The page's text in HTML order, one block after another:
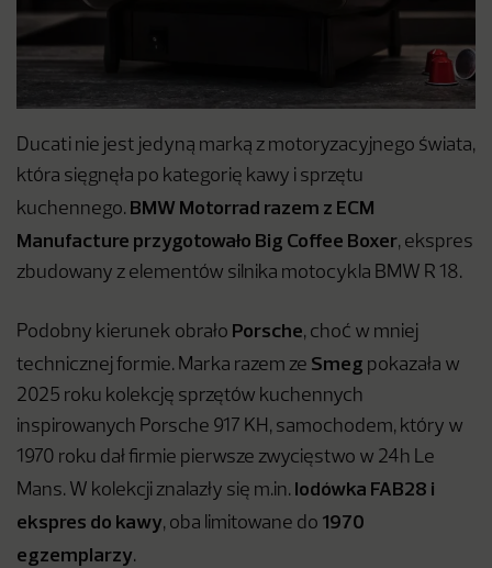
Ducati nie jest jedyną marką z motoryzacyjnego świata,
która sięgnęła po kategorię kawy i sprzętu
kuchennego. BMW Motorrad razem z ECM
Manufacture przygotowało Big Coffee Boxer, ekspres
zbudowany z elementów silnika motocykla BMW R 18.
Podobny kierunek obrało Porsche, choć w mniej
technicznej formie. Marka razem ze Smeg pokazała w
2025 roku kolekcję sprzętów kuchennych
inspirowanych Porsche 917 KH, samochodem, który w
1970 roku dał firmie pierwsze zwycięstwo w 24h Le
Mans. W kolekcji znalazły się m.in. lodówka FAB28 i
ekspres do kawy, oba limitowane do 1970
egzemplarzy.